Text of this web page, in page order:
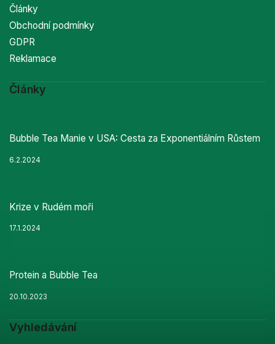
Články
Obchodní podmínky
GDPR
Reklamace
Články
Bubble Tea Manie v USA: Cesta za Exponentiálním Růstem
6.2.2024
Krize v Rudém moři
17.1.2024
Protein a Bubble Tea
20.10.2023
Vyhledávání